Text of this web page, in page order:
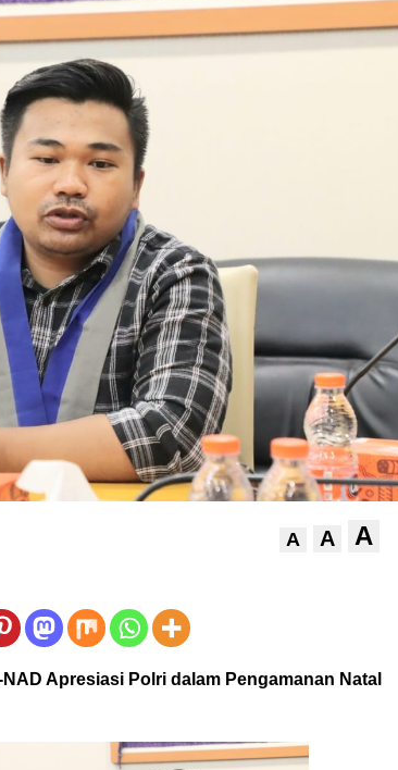
A A A
Apresiasi Polri dalam Pengamanan Natal